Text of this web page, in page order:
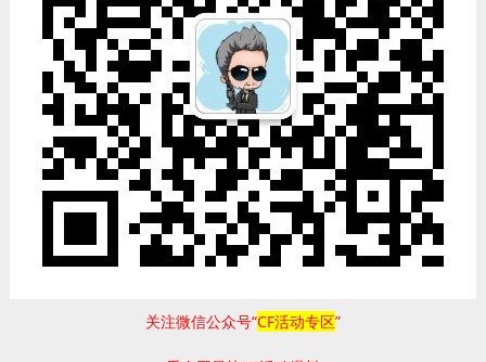
关注微信公众号“CF活动专区”